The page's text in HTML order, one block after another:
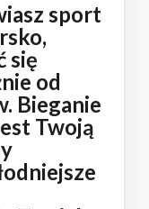
sport
się
od
Bieganie
Twoją